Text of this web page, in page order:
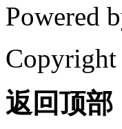
Powered
返回顶部